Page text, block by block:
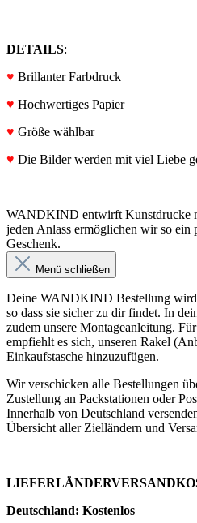
DETAILS:
♥ Brillanter Farbdruck
♥ Hochwertiges Papier
♥ Größe wählbar
♥ Die Bilder werden mit viel Liebe
WANDKIND entwirft Kunstdrucke
jeden Anlass ermöglichen wir so ein
Geschenk.
Menü schließen
Deine WANDKIND Bestellung wird
so dass sie sicher zu dir findet. In
zudem unsere Montageanleitung.
empfiehlt es sich, unseren Rakel
Einkaufstasche hinzuzufügen.
Wir verschicken alle Bestellungen
Zustellung an Packstationen oder
Innerhalb von Deutschland
Übersicht aller Zielländern und
Deutschland: Kostenlos